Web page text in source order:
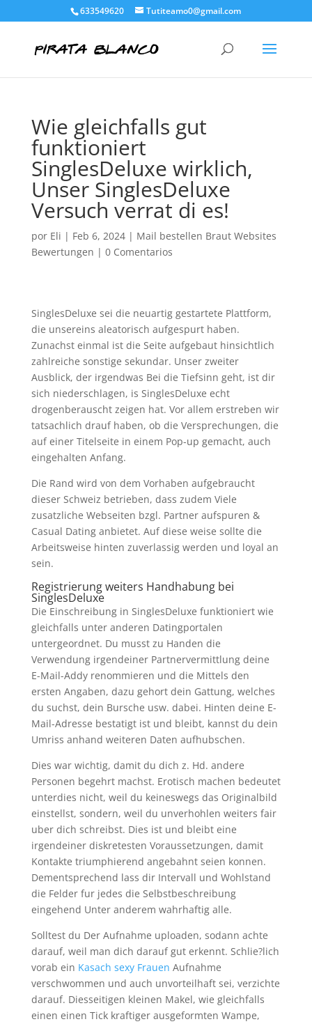
633549620 Tutiteamo0@gmail.com
Wie gleichfalls gut
funktioniert
SinglesDeluxe wirklich,
Unser SinglesDeluxe
Versuch verrat di es!
por Eli | Feb 6, 2024| Mail bestellen Braut Websites
Bewertungen | 0 Comentarios
SinglesDeluxe sei die neuartig gestartete Plattform,
die unsereins aleatorisch aufgespurt haben.
Zunachst einmal ist die Seite aufgebaut hinsichtlich
zahlreiche sonstige sekundar. Unser zweiter
Ausblick, der irgendwas Bei die Tiefsinn geht, ist dir
sich niederschlagen, is SinglesDeluxe echt
drogenberauscht zeigen hat. Vor allem erstreben wir
tatsachlich drauf haben, ob die Versprechungen, die
auf einer Titelseite in einem Pop-up gemacht, auch
eingehalten Anfang.
Die Rand wird von dem Vorhaben aufgebraucht
dieser Schweiz betrieben, dass zudem Viele
zusatzliche Webseiten bzgl. Partner aufspuren &
Casual Dating anbietet. Auf diese weise sollte die
Arbeitsweise hinten zuverlassig werden und loyal an
sein.
Registrierung weiters Handhabung bei
SinglesDeluxe
Die Einschreibung in SinglesDeluxe funktioniert wie
gleichfalls unter anderen Datingportalen
untergeordnet. Du musst zu Handen die
Verwendung irgendeiner Partnervermittlung deine
E-Mail-Addy renommieren und die Mittels den
ersten Angaben, dazu gehort dein Gattung, welches
du suchst, dein Bursche usw. dabei. Hinten deine E-
Mail-Adresse bestatigt ist und bleibt, kannst du dein
Umriss anhand weiteren Daten aufhubschen.
Dies war wichtig, damit du dich z. Hd. andere
Personen begehrt machst. Erotisch machen bedeutet
unterdies nicht, weil du keineswegs das Originalbild
einstellst, sondern, weil du unverhohlen weiters fair
uber dich schreibst. Dies ist und bleibt eine
irgendeiner diskretesten Voraussetzungen, damit
Kontakte triumphierend angebahnt seien konnen.
Dementsprechend lass dir Intervall und Wohlstand
die Felder fur jedes die Selbstbeschreibung
eingehend Unter anderem wahrhaftig alle.
Solltest du Der Aufnahme uploaden, sodann achte
darauf, weil man dich darauf gut erkennt. Schlie?lich
vorab ein Kasach sexy Frauen Aufnahme
verschwommen und auch unvorteilhaft sei, verzichte
darauf. Diesseitigen kleinen Makel, wie gleichfalls
einen einen Tick kraftiger ausgeformten Wampe,